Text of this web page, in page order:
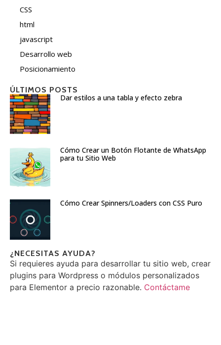
CSS
html
javascript
Desarrollo web
Posicionamiento
ÚLTIMOS POSTS
Dar estilos a una tabla y efecto zebra
Cómo Crear un Botón Flotante de WhatsApp
para tu Sitio Web
Cómo Crear Spinners/Loaders con CSS Puro
¿NECESITAS AYUDA?
Si requieres ayuda para desarrollar tu sitio web, crear
plugins para Wordpress o módulos personalizados
para Elementor a precio razonable. Contáctame